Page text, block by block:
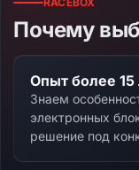
Почему
Опыт более 15
Знаем
электронных
решение под